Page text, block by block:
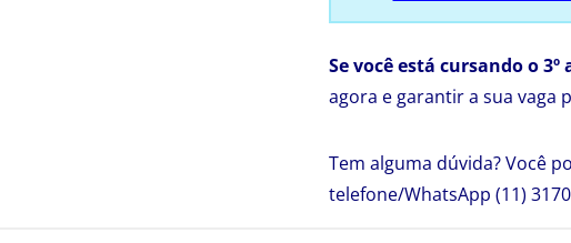
Se você está cursando o
agora e garantir a sua vaga
Tem alguma dúvida? Você
telefone/WhatsApp (11)